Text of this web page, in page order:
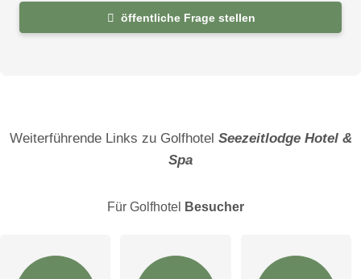
öffentliche Frage stellen
Weiterführende Links zu Golfhotel Seezeitlodge Hotel &
Spa
Für Golfhotel Besucher